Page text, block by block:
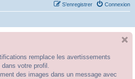
Connexion
S’enregistrer
remplace les avertissements
votre profil.
des images dans un message avec